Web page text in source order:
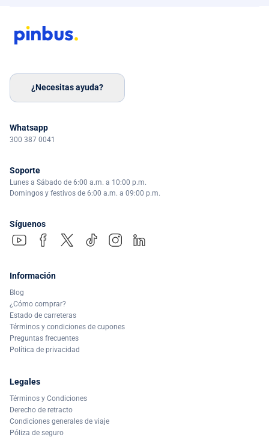
¿Necesitas ayuda?
Whatsapp
300 387 0041
Soporte
Lunes a Sábado de 6:00 a.m. a 10:00 p.m.
Domingos y festivos de 6:00 a.m. a 09:00 p.m.
Síguenos
Información
Blog
¿Cómo comprar?
Estado de carreteras
Términos y condiciones de cupones
Preguntas frecuentes
Política de privacidad
Legales
Términos y Condiciones
Derecho de retracto
Condiciones generales de viaje
Póliza de seguro